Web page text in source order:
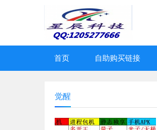
首页 自助购买链接
觉醒